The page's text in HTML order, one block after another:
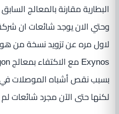
وحتي الان يوجد شائعات ان
لاول مره عن تزويد نسخة من
بسبب نقص أشباه الموصلات
لكنها حتى الآن مجرد شائعات لم